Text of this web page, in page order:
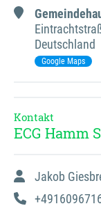
Deutschland
Google Maps
Kontakt
ECG Hamm
Jakob